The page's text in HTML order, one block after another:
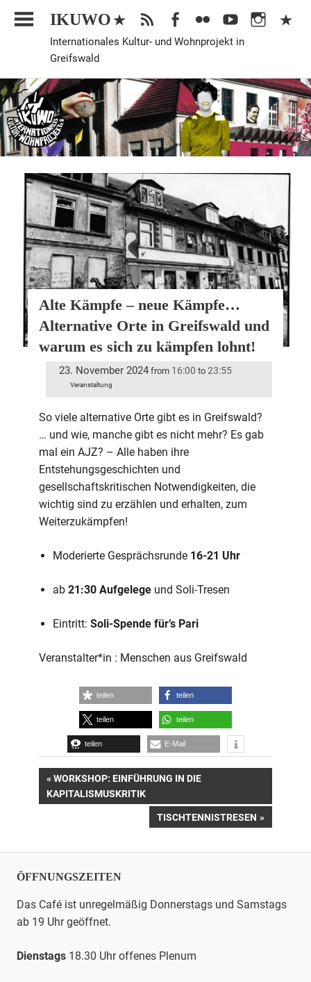
Inhalt
IKUWO
Internationales Kultur- und Wohnprojekt in
Greifswald
Veranstaltung
Alte Kämpfe – neue Kämpfe…
Alternative Orte in Greifswald und
warum es sich zu kämpfen lohnt!
23. November 2024 from 16:00 to 23:55
Veranstaltung
So viele alternative Orte gibt es in Greifswald?
… und wie, manche gibt es nicht mehr? Es gab
mal ein AJZ? – Alle haben ihre
Entstehungsgeschichten und
gesellschaftskritischen Notwendigkeiten, die
wichtig sind zu erzählen und erhalten, zum
Weiterzukämpfen!
Moderierte Gesprächsrunde 16-21 Uhr
ab 21:30 Aufgelege und Soli-Tresen
Eintritt: Soli-Spende für’s Pari
Veranstalter*in : Menschen aus Greifswald
teilen teilen
teilen teilen
teilen E-Mail
Beitrags-
Navigation
VORHERIGER
BEITRAG:
WORKSHOP: EINFÜHRUNG IN DIE
KAPITALISMUSKRITIK
NÄCHSTER
TISCHTENNISTRESEN
ÖFFNUNGSZEITEN
Das Café ist unregelmäßig Donnerstags und Samstags
ab 19 Uhr geöffnet.
Dienstags 18.30 Uhr offenes Plenum